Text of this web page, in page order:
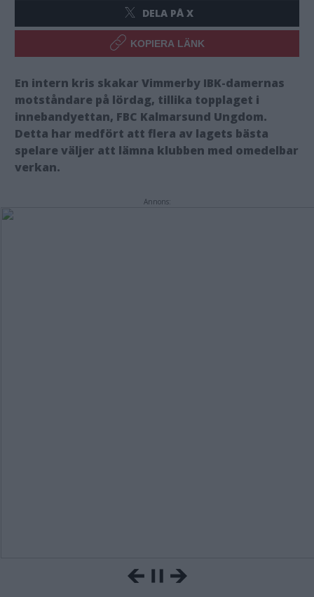
DELA PÅ X
KOPIERA LÄNK
En intern kris skakar Vimmerby IBK-damernas
motståndare på lördag, tillika topplaget i
innebandyettan, FBC Kalmarsund Ungdom.
Detta har medfört att flera av lagets bästa
spelare väljer att lämna klubben med omedelbar
verkan.
Annons: